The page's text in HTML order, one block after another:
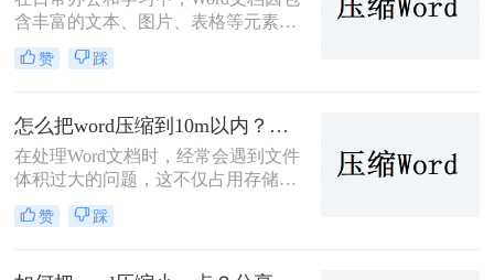
含丰富的文本、图片、表格等元素，
可能会变得异常庞大，不仅占用大量
存储空间，还影响文件的传输速度。
文将介绍两种将Word文档压缩到
100MB以下的有效方法，帮助您轻松
解决这一难题。
赞 踩
怎么把word压缩到10m以内？教你二种让word变小的方法！
在处理Word文档时，经常会遇到文件
体积过大的问题，这不仅占用存储空
间，还影响文件的传输速度。那么怎
么把word压缩到10m以内呢？本文将
的方法，帮助用户轻松优化Word文
赞 踩